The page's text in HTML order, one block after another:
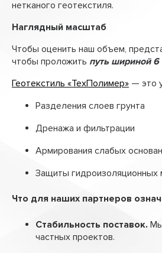
Лотки водоотводные
Стабигрунт
Труба перфорированная ПЭ
Трубы «ТехноКобра»
нетканого геотекстиля.
Наглядный масштаб
Чтобы оценить наш объем,
чтобы проложить путь шириной
Геотекстиль «ТехПолимер» — это
Разделения слоев грунта
Дренажа и фильтрации
Армирования слабых
Защиты гидроизоляционных
Что для наших партнеров
Стабильность поставок.
частных проектов.